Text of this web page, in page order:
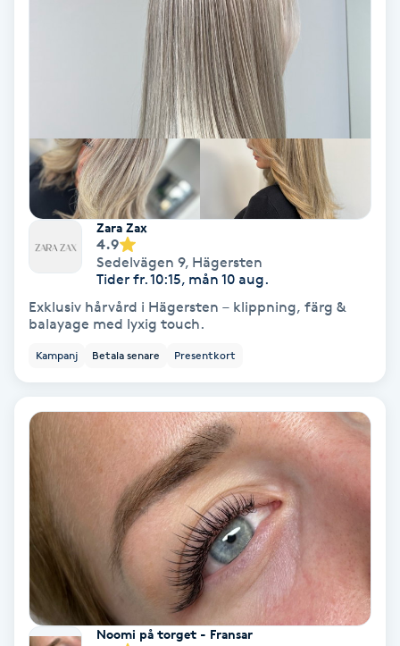
Huduppstramning
Hyperhidros
Hypnos
Hårborttagning
Hårbottenbehandling
Hårförlängning
Hårvård
Hälsa
Zara Zax
4.9
Sedelvägen 9, Hägersten
Tider fr. 10:15, mån 10 aug.
Exklusiv hårvård i Hägersten – klippning, färg &
balayage med lyxig touch.
Kampanj Betala senare Presentkort
Noomi på torget - Fransar